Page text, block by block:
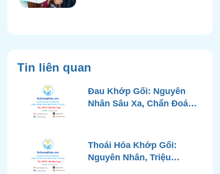
Tin liên quan
Đau Khớp Gối: Nguyên
Nhân Sâu Xa, Chẩn Đoán
Góc Nhìn Bác Sĩ Xương
Khớp
Thoái Hóa Khớp Gối:
Nguyên Nhân, Triệu